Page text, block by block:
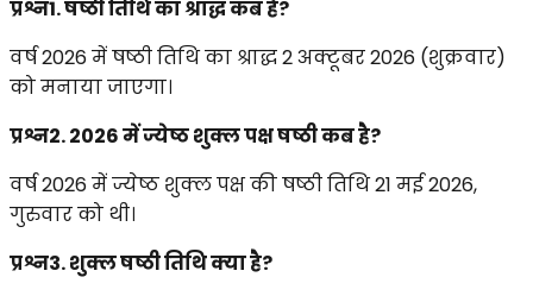
प्रश्न1. षष्ठी तिथि का श्राद्ध कब है?
वर्ष 2026 में षष्ठी तिथि का श्राद्ध 2 अक्टूबर 2026 (शुक्रवार)
को मनाया जाएगा।
प्रश्न2. 2026 में ज्येष्ठ शुक्ल पक्ष षष्ठी कब है?
वर्ष 2026 में ज्येष्ठ शुक्ल पक्ष की षष्ठी तिथि 21 मई 2026,
गुरुवार को थी।
प्रश्न3. शुक्ल षष्ठी तिथि क्या है?